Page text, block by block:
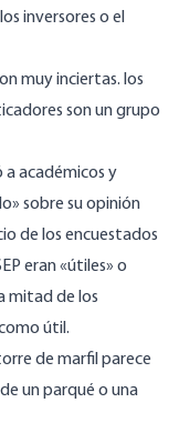
inversores o el
muy inciertas. los
son un grupo
aacadémicos y
sobre su opinión
de los encuestados
eran «útiles» o
mitad de los
útil.
de marfil parece
un parqué o una